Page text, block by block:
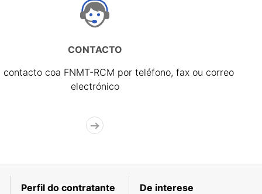
CONTACTO
contacto coa FNMT-RCM por teléfono, fax ou correo
electrónico
Perfil do contratante De interese